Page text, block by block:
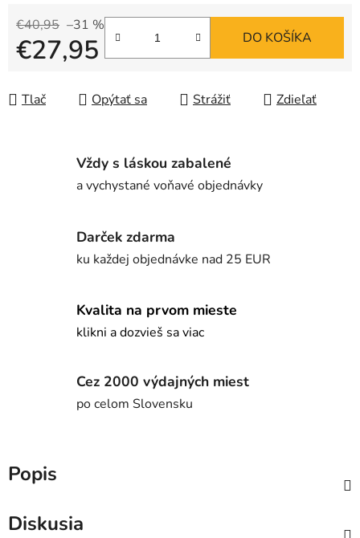
€40,95 –31 %
€27,95 DO KOŠÍKA
Tlač Opýtať sa Strážiť Zdieľať
Vždy s láskou zabalené
a vychystané voňavé objednávky
Darček zdarma
ku každej objednávke nad 25 EUR
Kvalita na prvom mieste
klikni a dozvieš sa viac
Cez 2000 výdajných miest
po celom Slovensku
Popis
Diskusia